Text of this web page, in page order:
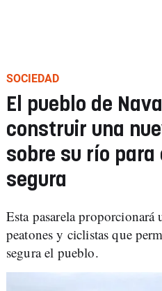
SOCIEDAD
El pueblo de
construir una
sobre su río para
segura
Esta pasarela
peatones y ciclistas que
segura el pueblo.